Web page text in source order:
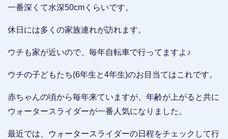
一番深くて水深50cmくらいです。
休日には多くの家族連れが訪れます。
ウチも家が近いので、毎年自転車で行ってますよ♪
ウチの子どもたち(6年生と4年生)のお目当てはこれです。
赤ちゃんの頃から毎年来ていますが、年齢が上がると共に
ウォータースライダーが一番人気になりました。
最近では、ウォータースライダーの日程をチェックして行